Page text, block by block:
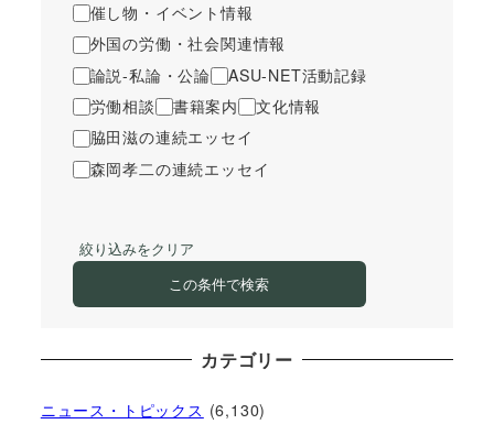
催し物・イベント情報
外国の労働・社会関連情報
論説-私論・公論
ASU-NET活動記録
労働相談
書籍案内
文化情報
脇田滋の連続エッセイ
森岡孝二の連続エッセイ
絞り込みをクリア
この条件で検索
カテゴリー
ニュース・トピックス (6,130)